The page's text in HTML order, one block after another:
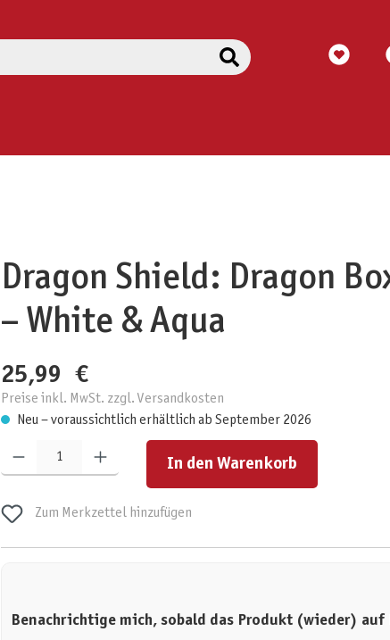
Dragon Shield: Dragon
– White & Aqua
25,99 €
Preise inkl. MwSt. zzgl. Versandkosten
Neu – voraussichtlich erhältlich ab September 2026
In den Warenkorb
Zum Merkzettel hinzufügen
Benachrichtige mich, sobald das Produkt (wieder) auf